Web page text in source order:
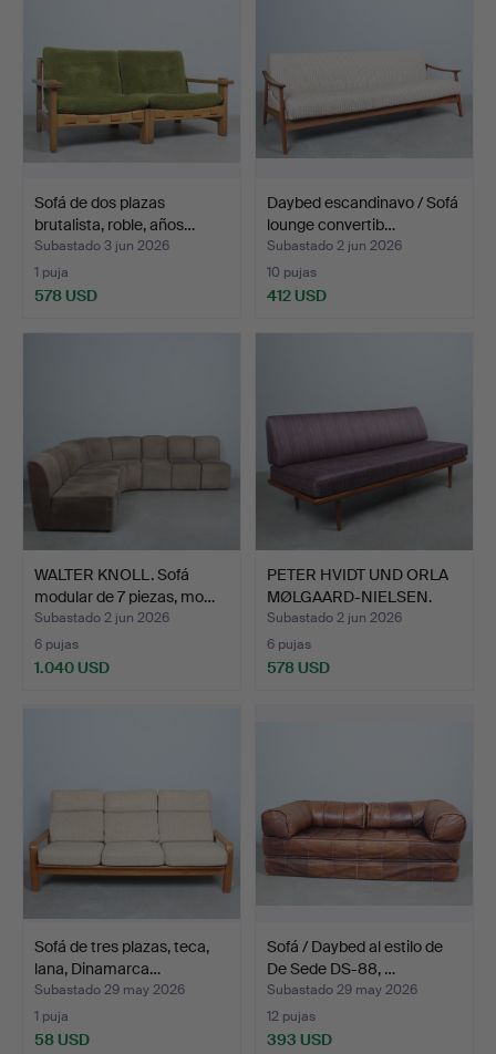
Sofá de dos plazas
brutalista, roble, años…
Subastado 3 jun 2026
1 puja
578 USD
Daybed escandinavo / Sofá
lounge convertib…
Subastado 2 jun 2026
10 pujas
412 USD
WALTER KNOLL. Sofá
modular de 7 piezas, mo…
Subastado 2 jun 2026
6 pujas
1.040 USD
PETER HVIDT UND ORLA
MØLGAARD-NIELSEN.
par…
Subastado 2 jun 2026
6 pujas
578 USD
Sofá de tres plazas, teca,
lana, Dinamarca…
Subastado 29 may 2026
1 puja
58 USD
Sofá / Daybed al estilo de
De Sede DS-88, …
Subastado 29 may 2026
12 pujas
393 USD